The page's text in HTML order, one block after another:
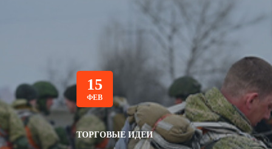
15
ФЕВ
ТОРГОВЫЕ ИДЕИ